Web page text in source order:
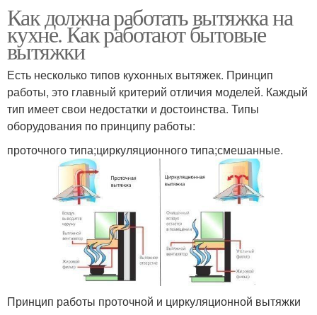
Как должна работать вытяжка на
кухне. Как работают бытовые
вытяжки
Есть несколько типов кухонных вытяжек. Принцип
работы, это главный критерий отличия моделей. Каждый
тип имеет свои недостатки и достоинства. Типы
оборудования по принципу работы:
проточного типа;циркуляционного типа;смешанные.
Принцип работы проточной и циркуляционной вытяжки